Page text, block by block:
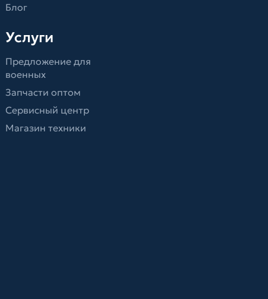
Блог
Услуги
Предложение для
военных
Запчасти оптом
Сервисный центр
Магазин техники